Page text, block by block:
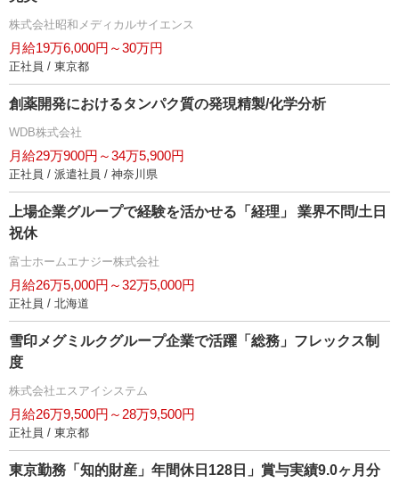
株式会社昭和メディカルサイエンス
月給19万6,000円～30万円
正社員 / 東京都
創薬開発におけるタンパク質の発現精製/化学分析
WDB株式会社
月給29万900円～34万5,900円
正社員 / 派遣社員 / 神奈川県
上場企業グループで経験を活かせる「経理」 業界不問/土日
祝休
富士ホームエナジー株式会社
月給26万5,000円～32万5,000円
正社員 / 北海道
雪印メグミルクグループ企業で活躍「総務」フレックス制
度
株式会社エスアイシステム
月給26万9,500円～28万9,500円
正社員 / 東京都
東京勤務「知的財産」年間休日128日」賞与実績9.0ヶ月分